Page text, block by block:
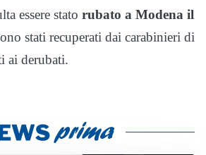
essere stato rubato a Modena il
stati recuperati dai carabinieri di
ai derubati.